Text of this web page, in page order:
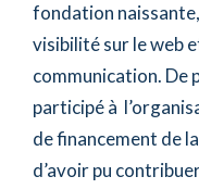
fondation
visibilité sur le web
communication. De
participé à
de financement de
d’avoir pu